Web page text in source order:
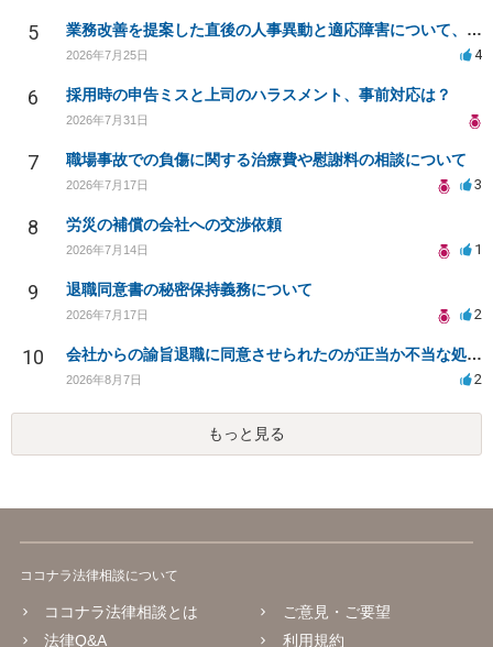
5 業務改善を提案した直後の人事異動と適応障害について、法的に問題があるか相談したいです。
2026年7月25日 4
6 採用時の申告ミスと上司のハラスメント、事前対応は？
2026年7月31日
7 職場事故での負傷に関する治療費や慰謝料の相談について
2026年7月17日 3
8 労災の補償の会社への交渉依頼
2026年7月14日 1
9 退職同意書の秘密保持義務について
2026年7月17日 2
10 会社からの諭旨退職に同意させられたのが正当か不当な処分かどうか教えてほしい
2026年8月7日 2
もっと見る
ココナラ法律相談について
ココナラ法律相談とは
法律Q&A
ご意見・ご要望
利用規約